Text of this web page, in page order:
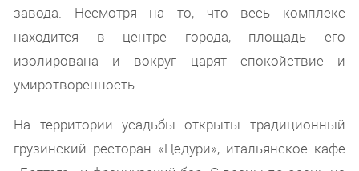
завода. Несмотря на то, что весь комплекс
находится в центре города, площадь его
изолирована и вокруг царят спокойствие и
умиротворенность.
На территории усадьбы открыты традиционный
грузинский ресторан «Цедури», итальянское кафе